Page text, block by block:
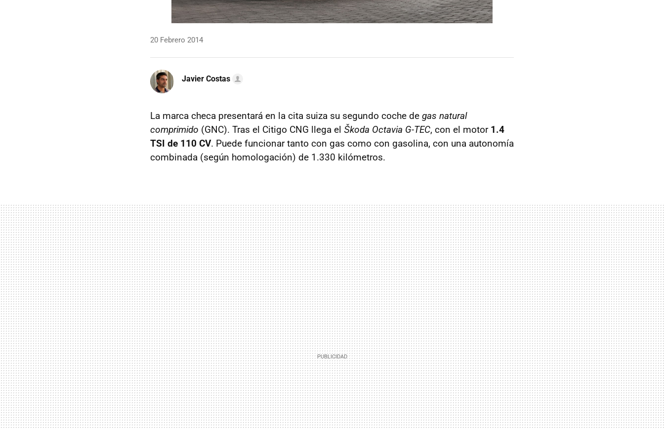
20 Febrero 2014
Javier Costas
La marca checa presentará en la cita suiza su segundo coche de gas natural
comprimido (GNC). Tras el Citigo CNG llega el Škoda Octavia G-TEC, con el motor 1.4
TSI de 110 CV. Puede funcionar tanto con gas como con gasolina, con una autonomía
combinada (según homologación) de 1.330 kilómetros.